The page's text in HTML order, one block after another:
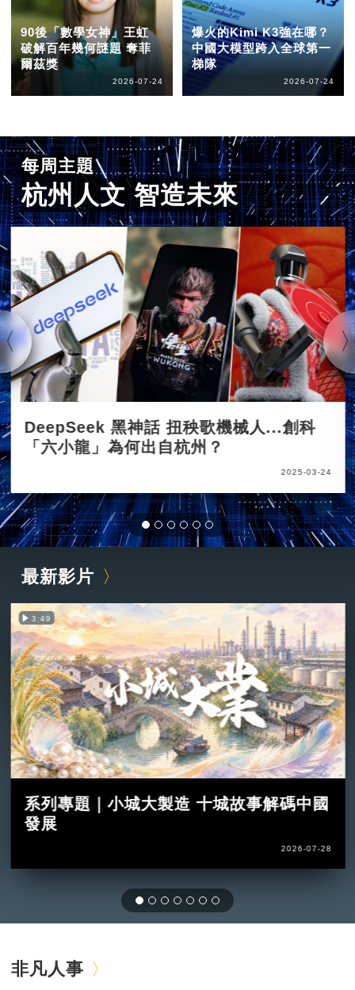
90後「數學女神」王虹
破解百年幾何謎題 奪菲
爾茲獎
2026-07-24
爆火的Kimi K3強在哪？
中國大模型跨入全球第一
梯隊
2026-07-24
每周主題
杭州人文 智造未來
DeepSeek 黑神話 扭秧歌機械人...創科
「六小龍」為何出自杭州？
2025-03-24
最新影片
3:49
系列專題｜小城大製造 十城故事解碼中國
發展
2026-07-28
非凡人事